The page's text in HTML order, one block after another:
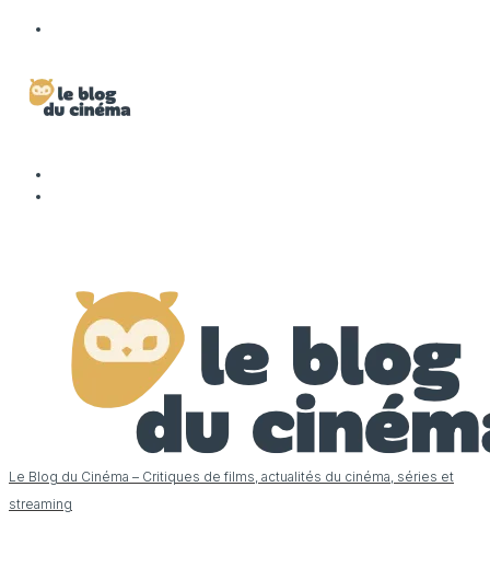
Le Blog du Cinéma – Critiques de films, actualités du cinéma, séries et
streaming